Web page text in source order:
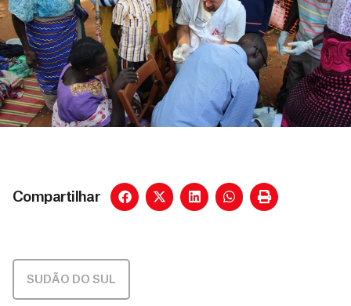
Compartilhar
SUDÃO DO SUL